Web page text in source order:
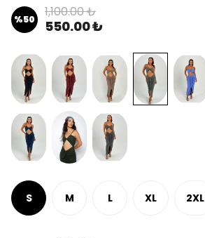
%50 1,100.00 ₺
550.00 ₺
S M L XL 2XL